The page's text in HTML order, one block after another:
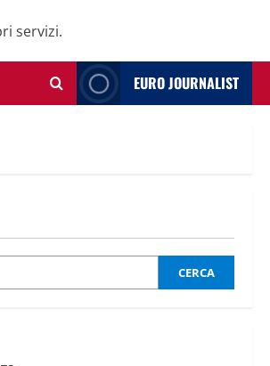
servizi.
EURO JOURNALIST
CERCA